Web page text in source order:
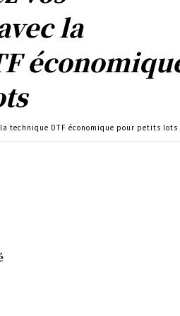
la
technique DTF économique pour petits lots